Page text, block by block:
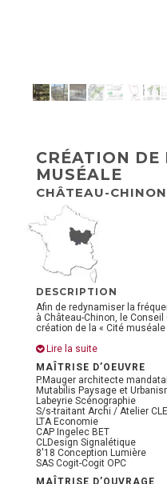
CRÉATION DE
MUSÉALE
CHÂTEAU-
DESCRIPTION
Afin de redynamiser la
à Château-Chinon, le
création de la « Cité
Lire la suite
MAÎTRISE D’OEUVRE
P.Mauger architecte
Mutabilis Paysage et
Labeyrie Scénographie
S/s-traitant Archi / Atelier
LTA Economie
CAP Ingelec BET
CLDesign Signalétique
8'18 Conception Lumière
SAS Cogit-Cogit OPC
MAÎTRISE D’OUVRAGE